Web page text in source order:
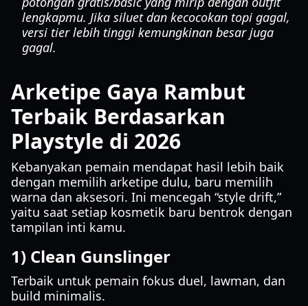
lengkapmu. Jika siluet dan kecocokan topi gagal,
versi tier lebih tinggi kemungkinan besar juga
gagal.
Arketipe Gaya Rambut
Terbaik Berdasarkan
Playstyle di 2026
Kebanyakan pemain mendapat hasil lebih baik
dengan memilih arketipe dulu, baru memilih
warna dan aksesori. Ini mencegah “style drift,”
yaitu saat setiap kosmetik baru bentrok dengan
tampilan inti kamu.
1) Clean Gunslinger
Terbaik untuk pemain fokus duel, lawman, dan
build minimalis.